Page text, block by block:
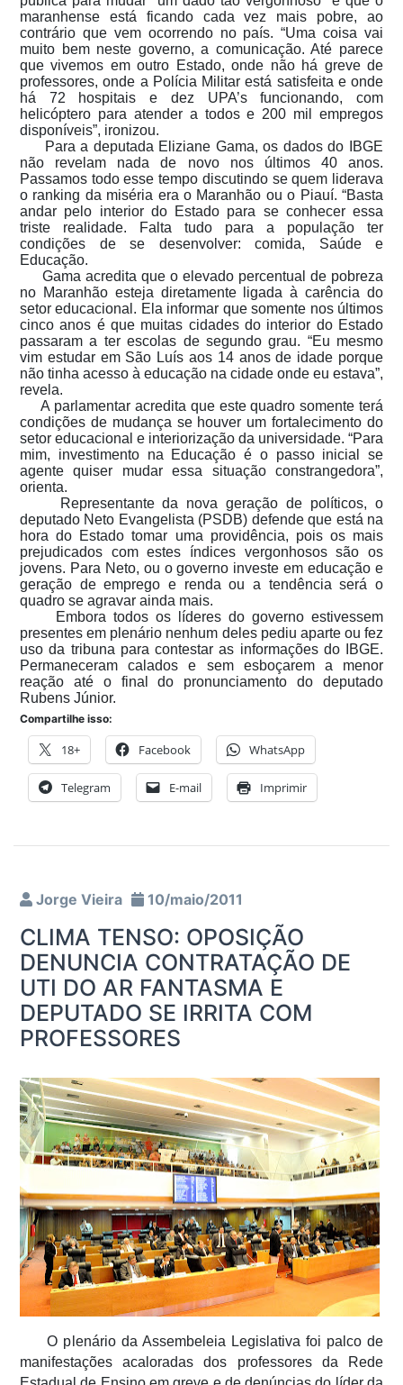
maranhense está ficando cada vez mais pobre, ao
contrário que vem ocorrendo no país. “Uma coisa vai
muito bem neste governo, a comunicação. Até parece
que vivemos em outro Estado, onde não há greve de
professores, onde a Polícia Militar está satisfeita e onde
há 72 hospitais e dez UPA’s funcionando, com
helicóptero para atender a todos e 200 mil empregos
disponíveis”, ironizou.
Para a deputada Eliziane Gama, os dados do IBGE
não revelam nada de novo nos últimos 40 anos.
Passamos todo esse tempo discutindo se quem liderava
o ranking da miséria era o Maranhão ou o Piauí. “Basta
andar pelo interior do Estado para se conhecer essa
triste realidade. Falta tudo para a população ter
condições de se desenvolver: comida, Saúde e
Educação.
Gama acredita que o elevado percentual de pobreza
no Maranhão esteja diretamente ligada à carência do
setor educacional. Ela informar que somente nos últimos
cinco anos é que muitas cidades do interior do Estado
passaram a ter escolas de segundo grau. “Eu mesmo
vim estudar em São Luís aos 14 anos de idade porque
não tinha acesso à educação na cidade onde eu estava”,
revela.
A parlamentar acredita que este quadro somente terá
condições de mudança se houver um fortalecimento do
setor educacional e interiorização da universidade. “Para
mim, investimento na Educação é o passo inicial se
agente quiser mudar essa situação constrangedora”,
orienta.
Representante da nova geração de políticos, o
deputado Neto Evangelista (PSDB) defende que está na
hora do Estado tomar uma providência, pois os mais
prejudicados com estes índices vergonhosos são os
jovens. Para Neto, ou o governo investe em educação e
geração de emprego e renda ou a tendência será o
quadro se agravar ainda mais.
Embora todos os líderes do governo estivessem
presentes em plenário nenhum deles pediu aparte ou fez
uso da tribuna para contestar as informações do IBGE.
Permaneceram calados e sem esboçarem a menor
reação até o final do pronunciamento do deputado
Rubens Júnior.
Compartilhe isso:
18+ Facebook WhatsApp
Telegram E-mail Imprimir
Jorge Vieira 10/maio/2011
CLIMA TENSO: OPOSIÇÃO
DENUNCIA CONTRATAÇÃO DE
UTI DO AR FANTASMA E
DEPUTADO SE IRRITA COM
PROFESSORES
O plenário da Assembeleia Legislativa foi palco de
manifestações acaloradas dos professores da Rede